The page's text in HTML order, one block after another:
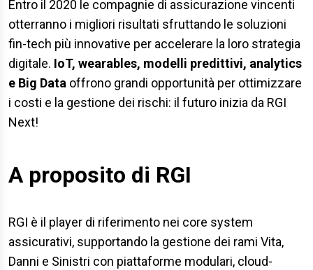
Entro il 2020 le compagnie di assicurazione vincenti
otterranno i migliori risultati sfruttando le soluzioni
fin-tech più innovative per accelerare la loro strategia
digitale. IoT, wearables, modelli predittivi, analytics
e Big Data offrono grandi opportunità per ottimizzare
i costi e la gestione dei rischi: il futuro inizia da RGI
Next!
A proposito di RGI
RGI è il player di riferimento nei core system
assicurativi, supportando la gestione dei rami Vita,
Danni e Sinistri con piattaforme modulari, cloud-